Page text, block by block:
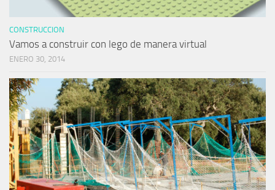
CONSTRUCCION
Vamos a construir con lego de manera virtual
ENERO 30, 2014